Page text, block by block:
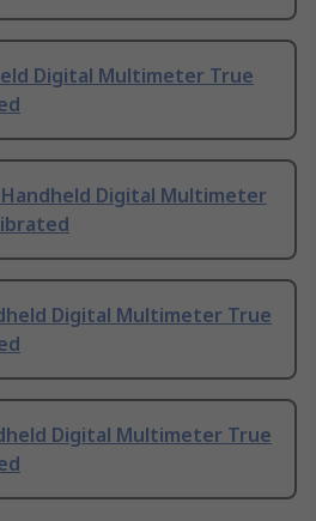
Digital Multimeter True
Digital Multimeter
Digital Multimeter True
Digital Multimeter True